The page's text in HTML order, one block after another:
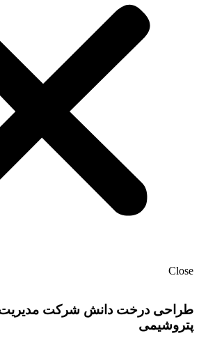
Close
طراحی درخت دانش شرکت مدیریت
پتروشیمی